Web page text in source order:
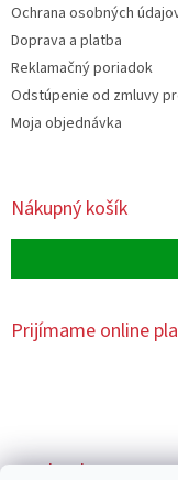
Ochrana osobných
Doprava a platba
Reklamačný poriadok
Odstúpenie od zmluvy
Moja objednávka
Nákupný košík
Prijímame online
Facebook